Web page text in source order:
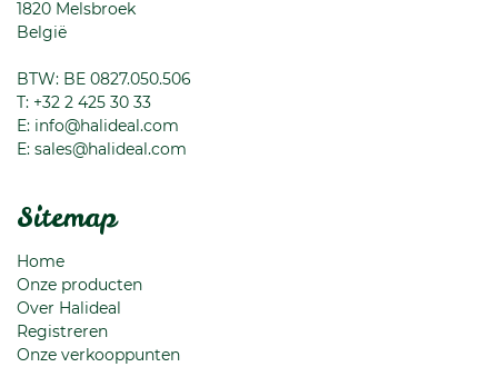
1820 Melsbroek
België
BTW: BE 0827.050.506
T: +32 2 425 30 33
E: info@halideal.com
E: sales@halideal.com
Sitemap
Home
Onze producten
Over Halideal
Registreren
Onze verkooppunten